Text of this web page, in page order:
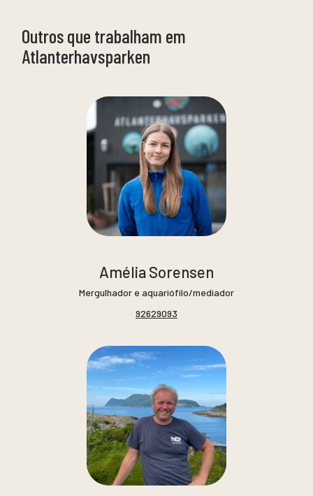
Outros que trabalham em
Atlanterhavsparken
Amélia Sorensen
Mergulhador e aquariófilo/mediador
92629093